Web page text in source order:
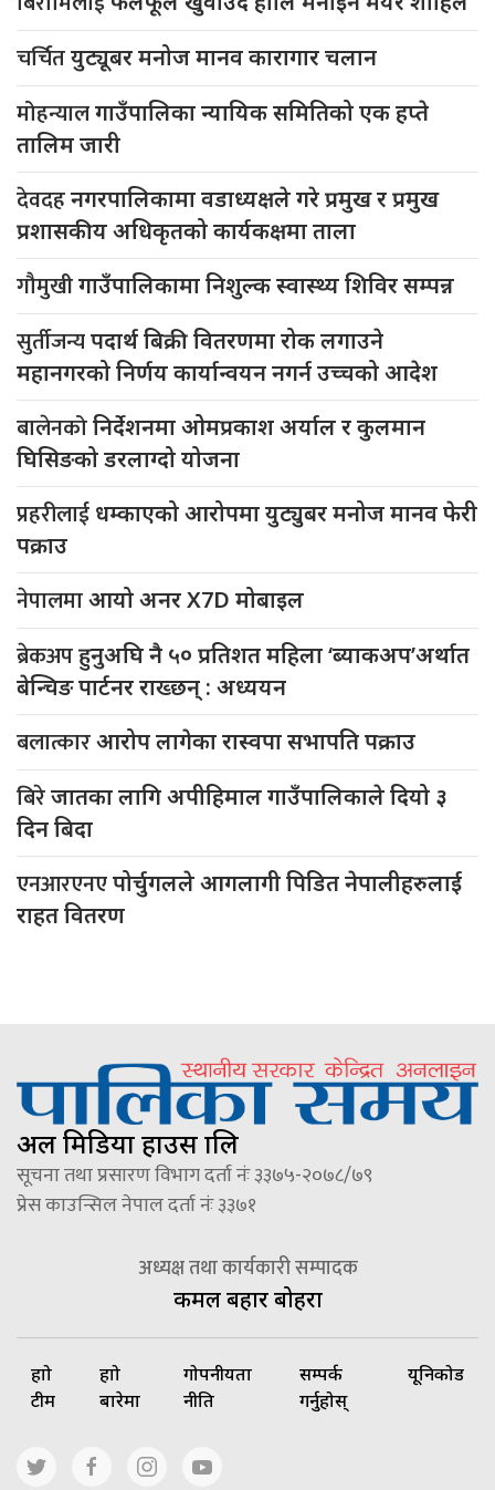
चर्चितयुट्यूबर मनोज मानव कारागार चलान
मोहन्यालगाउँपालिका न्यायिक समितिको एक हप्ते
तालिम जारी
देवदहनगरपालिकामा वडाध्यक्षले गरे प्रमुख र प्रमुख
प्रशासकीय अधिकृतको कार्यकक्षमा ताला
गौमुखीगाउँपालिकामा निशुल्क स्वास्थ्य शिविर सम्पन्न
सुर्तीजन्यपदार्थ बिक्री वितरणमा रोक लगाउने
महानगरको निर्णय कार्यान्वयन नगर्न उच्चको आदेश
बालेनकोनिर्देशनमा ओमप्रकाश अर्याल र कुलमान
घिसिङको डरलाग्दो योजना
प्रहरीलाई धम्काएको आरोपमा युट्युबर मनोज मानव फेरी
पक्राउ
नेपालमाआयो अनर X7D मोबाइल
ब्रेकअपहुनुअघि नै ५० प्रतिशत महिला ‘ब्याकअप’अर्थात
बेन्चिङ पार्टनर राख्छन् : अध्ययन
बलात्कारआरोप लागेका रास्वपा सभापति पक्राउ
बिरेजातका लागि अपीहिमाल गाउँपालिकाले दियो ३
दिन बिदा
एनआरएनएपोर्चुगलले आगलागी पिडित नेपालीहरुलाई
राहत वितरण
अल मिडिया हाउस प्रालि
सूचना तथा प्रसारण विभाग दर्ता नंः ३३७५-२०७८/७९
प्रेस काउन्सिल नेपाल दर्ता नंः ३३७१
अध्यक्ष तथा कार्यकारी सम्पादक
कमल बहादुर बोहरा
हाम्रो
टीम
हाम्रो
बारेमा
गोपनीयता
नीति
सम्पर्क
गर्नुहोस्
यूनिकोड